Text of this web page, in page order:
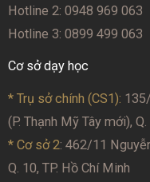
Hotline 2: 0948 969 063
Hotline 3: 0899 499 063
Cơ sở dạy học
* Trụ sở chính (CS1):
(P. Thạnh Mỹ Tây mới),
* Cơ sở 2: 462/11
Q. 10, TP. Hồ Chí Minh